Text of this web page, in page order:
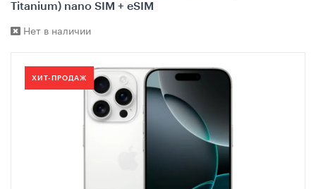
Titanium) nano SIM + eSIM
Нет в наличии
ХИТ-ПРОДАЖ